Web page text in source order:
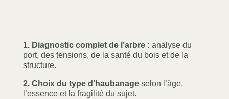
1. Diagnostic complet de l’arbre : analyse du
port, des tensions, de la santé du bois et de la
structure.
2. Choix du type d’haubanageselon l’âge,
l’essence et la fragilité du sujet.